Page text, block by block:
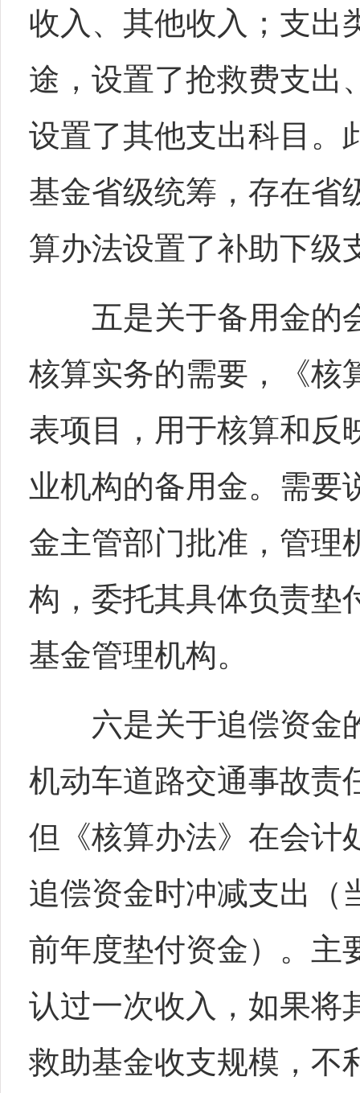
收入、其他收入；支出
途，设置了抢救费支出
设置了其他支出科目。
基金省级统筹，存在省
算办法设置了补助下级
五是关于备用金的会
核算实务的需要，《核
表项目，用于核算和反
业机构的备用金。需要
金主管部门批准，管理
构，委托其具体负责垫
基金管理机构。
六是关于追偿资金的
机动车道路交通事故责
但《核算办法》在会计
追偿资金时冲减支出（
前年度垫付资金）。主
认过一次收入，如果将
救助基金收支规模，不